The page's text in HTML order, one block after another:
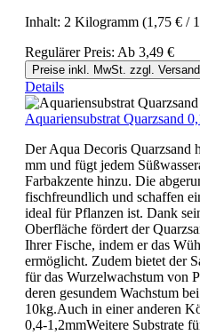
Inhalt: 2 Kilogramm (1,75 € /
Regulärer Preis: Ab 3,49 €
Preise inkl. MwSt. zzgl.
Details
Aquariensubstrat Quarzsand
Der Aqua Decoris Quarzsand
mm und fügt jedem
Farbakzente hinzu. Die
fischfreundlich und schaffen
ideal für Pflanzen ist. Dank
Oberfläche fördert der
Ihrer Fische, indem er das
ermöglicht. Zudem bietet der
für das Wurzelwachstum von
deren gesundem Wachstum
10kg.Auch in einer anderen
0,4-1,2mmWeitere Substrate